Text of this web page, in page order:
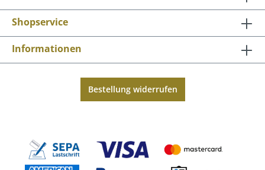
Shopservice
Informationen
Bestellung widerrufen